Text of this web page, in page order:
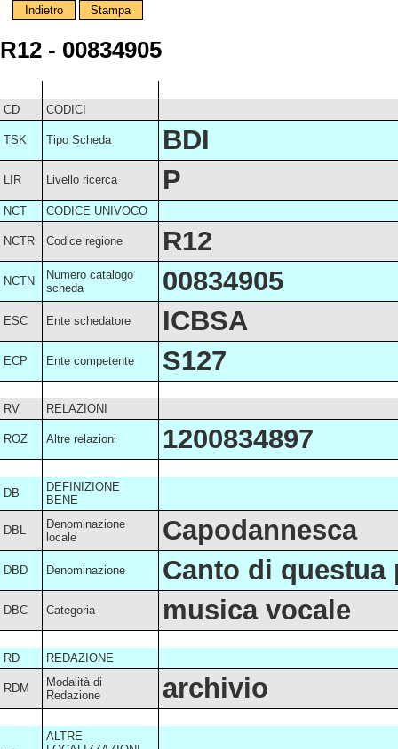
Indietro Stampa
R12 - 00834905
CD CODICI
TSK Tipo Scheda BDI
LIR Livello ricerca P
NCT CODICE UNIVOCO
NCTR Codice regione R12
NCTN
Numero catalogo
scheda
00834905
ESC Ente schedatore ICBSA
ECP Ente competente S127
RV RELAZIONI
ROZ Altre relazioni 1200834897
DB
DEFINIZIONE
BENE
DBL
Denominazione
locale
Capodannesca
DBD Denominazione Canto di questua
DBC Categoria musica vocale
RD REDAZIONE
RDM
Modalità di
Redazione
archivio
ALTRE